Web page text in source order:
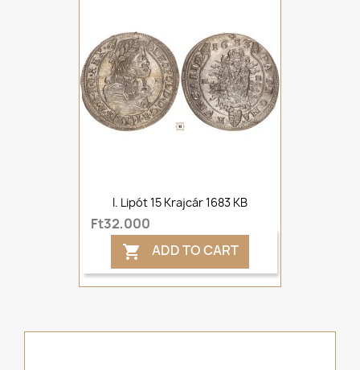
I. Lipót 15 Krajcár 1683 KB
Ft32,000
 ADD TO CART